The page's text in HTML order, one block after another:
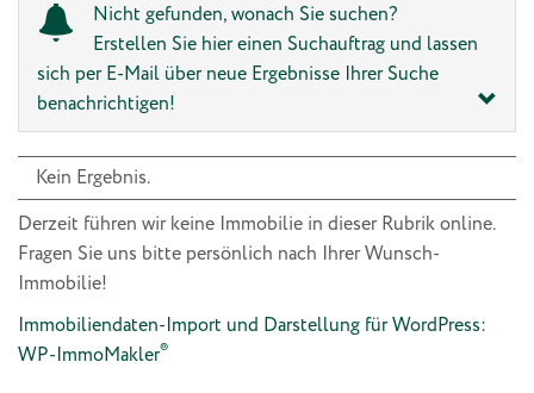
Nicht gefunden, wonach Sie suchen?
Erstellen Sie hier einen Suchauftrag und lassen
sich per E-Mail über neue Ergebnisse Ihrer Suche
benachrichtigen!
Kein Ergebnis.
Derzeit führen wir keine Immobilie in dieser Rubrik online.
Fragen Sie uns bitte persönlich nach Ihrer Wunsch-
Immobilie!
Immobiliendaten-Import und Darstellung für WordPress:
WP-ImmoMakler®